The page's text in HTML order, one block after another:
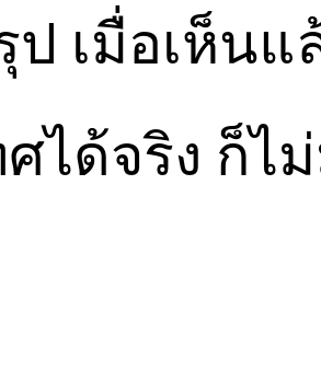
ป เมื่อเห็นแ
ศได้จริง ก็